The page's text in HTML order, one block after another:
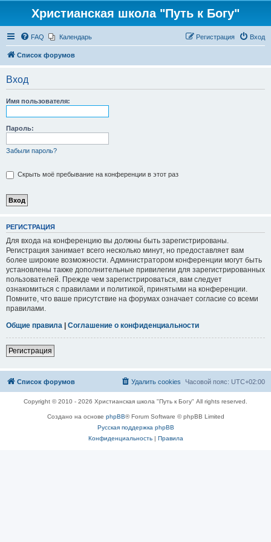
Христианская школа "Путь к Богу"
FAQ Календарь Вход
Регистрация
Список форумов
Вход
Имя пользователя:
Пароль:
Забыли пароль?
Скрыть моё пребывание на конференции в этот раз
РЕГИСТРАЦИЯ
Для входа на конференцию вы должны быть зарегистрированы.
Регистрация занимает всего несколько минут, но предоставляет вам
более широкие возможности. Администратором конференции могут быть
установлены также дополнительные привилегии для зарегистрированных
пользователей. Прежде чем зарегистрироваться, вам следует
ознакомиться с правилами и политикой, принятыми на конференции.
Помните, что ваше присутствие на форумах означает согласие со всеми
правилами.
Общие правила
Соглашение о конфиденциальности
Регистрация
Список форумов Часовой пояс: UTC+02:00
Удалить cookies
Copyright © 2010 - 2026 Христианская школа "Путь к Богу" All rights reserved.
Создано на основе phpBB® Forum Software © phpBB Limited
Русская поддержка phpBB
Конфиденциальность| Правила